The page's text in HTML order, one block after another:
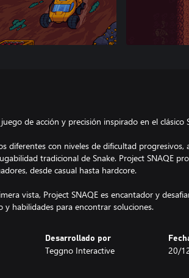
de acción y precisión inspirado en el clásico
diferentes con niveles de dificultad progresivos,
tradicional de Snake. Project SNAQE
desde casual hasta hardcore.
vista, Project SNAQE es encantador y
y habilidades para encontrar soluciones.
Desarrollado por
Teggno Interactive 20/